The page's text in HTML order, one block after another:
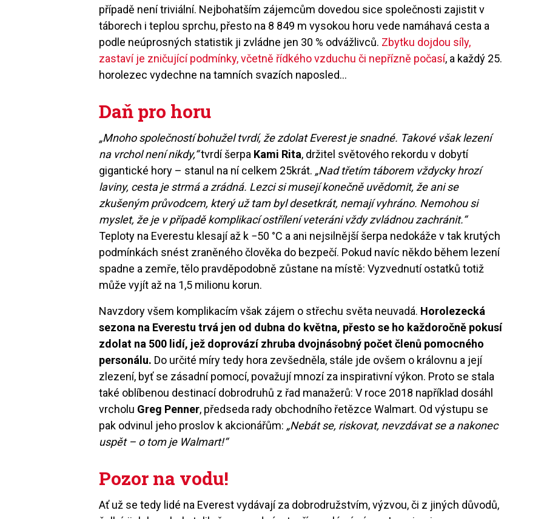
případě není triviální. Nejbohatším zájemcům dovedou sice společnosti zajistit v
táborech i teplou sprchu, přesto na 8 849 m vysokou horu vede namáhavá cesta a
podle neúprosných statistik ji zvládne jen 30 % odvážlivců. Zbytku dojdou síly,
zastaví je zničující podmínky, včetně řídkého vzduchu či nepřízně počasí, a každý 25.
horolezec vydechne na tamních svazích naposled…
Daň pro horu
„Mnoho společností bohužel tvrdí, že zdolat Everest je snadné. Takové však lezení
na vrchol není nikdy,“tvrdí šerpa Kami Rita, držitel světového rekordu v dobytí
gigantické hory – stanul na ní celkem 25krát. „Nad třetím táborem vždycky hrozí
laviny, cesta je strmá a zrádná. Lezci si musejí konečně uvědomit, že ani se
zkušeným průvodcem, který už tam byl desetkrát, nemají vyhráno. Nemohou si
myslet, že je v případě komplikací ostřílení veteráni vždy zvládnou zachránit.“
Teploty na Everestu klesají až k −50 °C a ani nejsilnější šerpa nedokáže v tak krutých
podmínkách snést zraněného člověka do bezpečí. Pokud navíc někdo během lezení
spadne a zemře, tělo pravděpodobně zůstane na místě: Vyzvednutí ostatků totiž
může vyjít až na 1,5 milionu korun.
Navzdory všem komplikacím však zájem o střechu světa neuvadá. Horolezecká
sezona na Everestu trvá jen od dubna do května, přesto se ho každoročně pokusí
zdolat na 500 lidí, jež doprovází zhruba dvojnásobný počet členů pomocného
personálu. Do určité míry tedy hora zevšedněla, stále jde ovšem o královnu a její
zlezení, byť se zásadní pomocí, považují mnozí za inspirativní výkon. Proto se stala
také oblíbenou destinací dobrodruhů z řad manažerů: V roce 2018 například dosáhl
vrcholu Greg Penner, předseda rady obchodního řetězce Walmart. Od výstupu se
pak odvinul jeho proslov k akcionářům: „Nebát se, riskovat, nevzdávat se a nakonec
uspět – o tom je Walmart!“
Pozor na vodu!
Ať už se tedy lidé na Everest vydávají za dobrodružstvím, výzvou, či z jiných důvodů,